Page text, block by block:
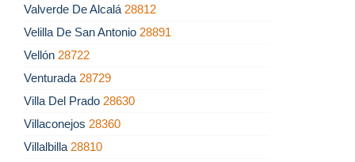
Valverde De Alcalá 28812
Velilla De San Antonio 28891
Vellón 28722
Venturada 28729
Villa Del Prado 28630
Villaconejos 28360
Villalbilla 28810